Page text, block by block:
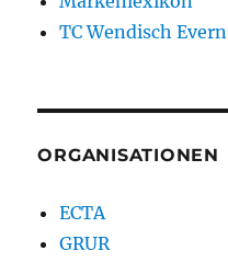
TC Wendisch Evern
ORGANISATIONEN
ECTA
GRUR